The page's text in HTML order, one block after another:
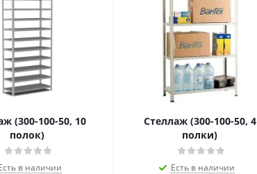
(300-100-50, 10
полок)
в наличии
Стеллаж (300-100-50, 4
полки)
Есть в наличии